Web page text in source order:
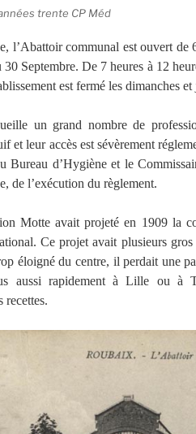
trente CP Méd
l’Abattoir communal est ouvert de
Septembre. De 7 heures à 12
est fermé les dimanches et
un grand nombre de
et leur accès est sévèrement
Bureau d’Hygiène et le
de l’exécution du règlement.
Motte avait projeté en 1909 la
Ce projet avait plusieurs
éloigné du centre, il perdait une
aussi rapidement à Lille ou à
recettes.